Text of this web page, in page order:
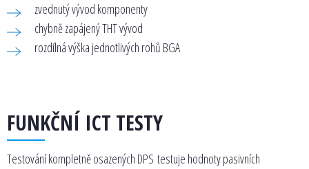
zvednutý vývod komponenty
chybně zapájený THT vývod
rozdílná výška jednotlivých rohů BGA
FUNKČNÍ ICT TESTY
Testování kompletně osazených DPS testuje hodnoty pasivních